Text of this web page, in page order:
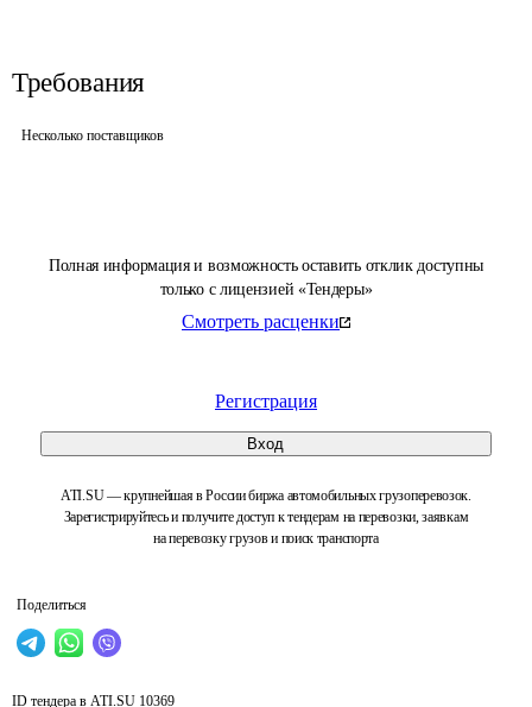
Полная информация и возможность оставить отклик доступны
только с лицензией «Тендеры»
Смотреть расценки
Регистрация
Вход
ATI.SU — крупнейшая в России биржа автомобильных грузоперевозок.
Зарегистрируйтесь и получите доступ к тендерам на перевозки, заявкам
на перевозку грузов и поиск транспорта
Поделиться
Требования
Несколько поставщиков
ID тендера в ATI.SU 10369